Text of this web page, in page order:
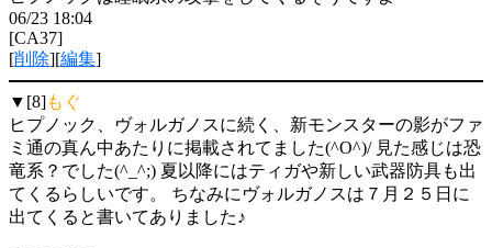
06/23 18:04
[CA37]
[削除][編集]
▼[8]もぐ
ヒプノック、ヴォルガノスに続く、新モンスターの影がファ
ミ通の真ん中あたりに掲載されてました(^O^)/ 見た感じは恐
竜系？でした(^_^;) 夏以降にはティガや新しい武器防具も出
てくるらしいです。 ちなみにヴォルガノスは７月２５日に
出てくると書いてありました♪